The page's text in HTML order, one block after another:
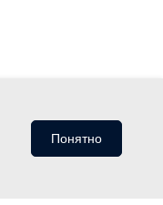
Понятно